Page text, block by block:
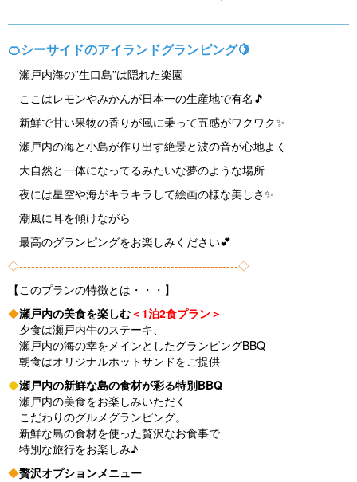
🍊シーサイドのアイランドグランピング🍋
瀬戸内海の”生口島”は隠れた楽園
ここはレモンやみかんが日本一の生産地で有名🎵
新鮮で甘い果物の香りが風に乗って五感がワクワク✨
瀬戸内の海と小島が作り出す絶景と波の音が心地よく
大自然と一体になってるみたいな夢のような場所
夜には星空や海がキラキラして絵画の様な美しさ✨
潮風に耳を傾けながら
最高のグランピングをお楽しみください💕
◇-------------------------------------------------------◇
【このプランの特徴とは・・・】
◆瀬戸内の美食を楽しむ＜1泊2食プラン＞
夕食は瀬戸内牛のステーキ、
瀬戸内の海の幸をメインとしたグランピングBBQ
朝食はオリジナルホットサンドをご提供
◆瀬戸内の新鮮な島の食材が彩る特別BBQ
瀬戸内の美食をお楽しみいただく
こだわりのグルメグランピング。
新鮮な島の食材を使った贅沢なお食事で
特別な旅行をお楽しみ♪
◆贅沢オプションメニュー